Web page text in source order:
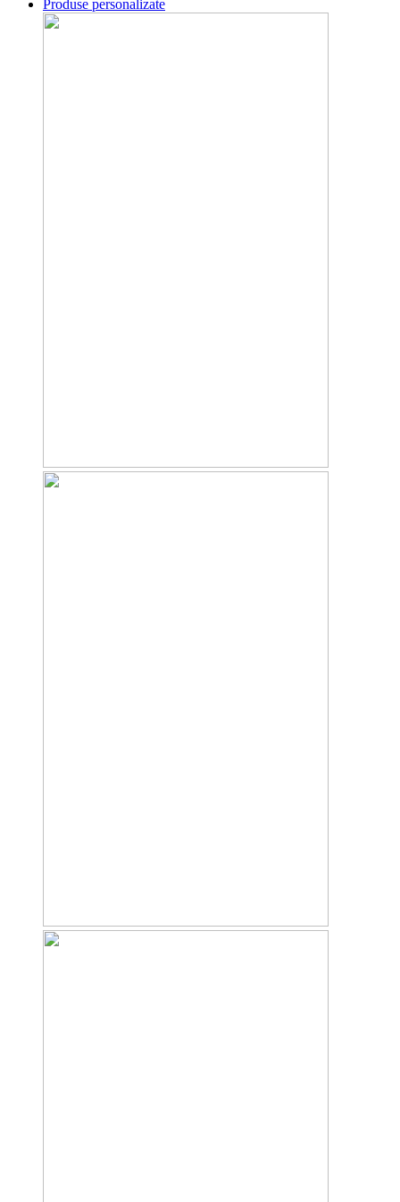
Produse personalizate